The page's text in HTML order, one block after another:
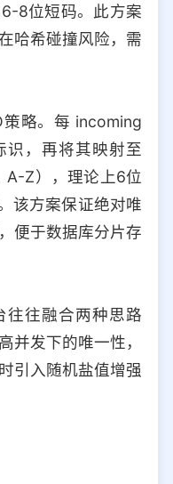
8位短码。此方案
哈希碰撞风险，需
略。每 incoming
识，再将其映射至
Z），理论上6位
该方案保证绝对唯
便于数据库分片存
往往融合两种思路
发下的唯一性，
引入随机盐值增强